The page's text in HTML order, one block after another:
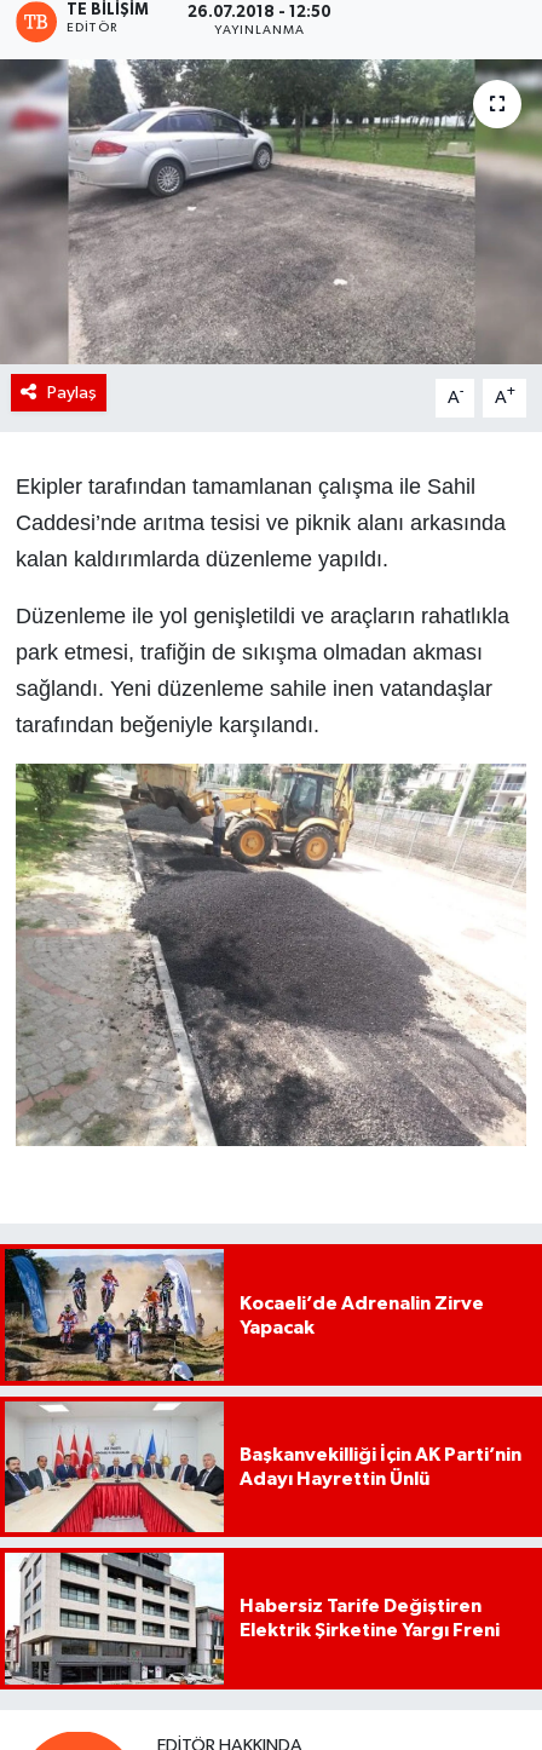
TE BILIŞIM
EDITÖR
26.07.2018 - 12:50
YAYINLANMA
Paylaş A- A+
Ekipler tarafından tamamlanan çalışma ile Sahil
Caddesi’nde arıtma tesisi ve piknik alanı arkasında
kalan kaldırımlarda düzenleme yapıldı.
Düzenleme ile yol genişletildi ve araçların rahatlıkla
park etmesi, trafiğin de sıkışma olmadan akması
sağlandı. Yeni düzenleme sahile inen vatandaşlar
tarafından beğeniyle karşılandı.
Kocaeli’de Adrenalin Zirve
Yapacak
Başkanvekilliği İçin AK Parti’nin
Adayı Hayrettin Ünlü
Habersiz Tarife Değiştiren
Elektrik Şirketine Yargı Freni
EDITÖR HAKKINDA